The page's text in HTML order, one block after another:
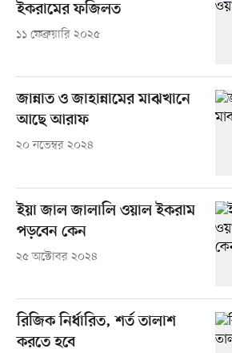
ইকরামের ফজিলত
১১ ফেব্রুয়ারি ২০২৫
জান্নাত ও জাহান্নামের মাঝখানে
আছে আরাফ
২০ নভেম্বর ২০২৪
ইয়া জাল জালালি ওয়াল ইকরাম
পড়বেন কেন
২৫ অক্টোবর ২০২৪
রিজিক নির্ধারিত, শর্ত তালাশ
করতে হবে